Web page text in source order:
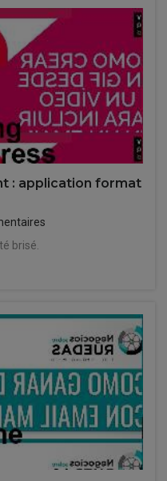
: application format
brisé.